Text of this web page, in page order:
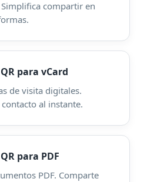
compartir en
para vCard
de visita digitales.
al instante.
para PDF
PDF. Comparte